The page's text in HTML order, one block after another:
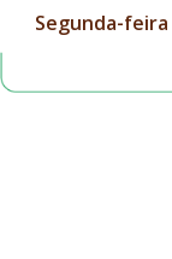
Segunda-feira